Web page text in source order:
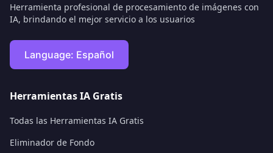
Herramienta profesional de procesamiento de imágenes con
IA, brindando el mejor servicio a los usuarios
Language: Español
Herramientas IA Gratis
Todas las Herramientas IA Gratis
Eliminador de Fondo